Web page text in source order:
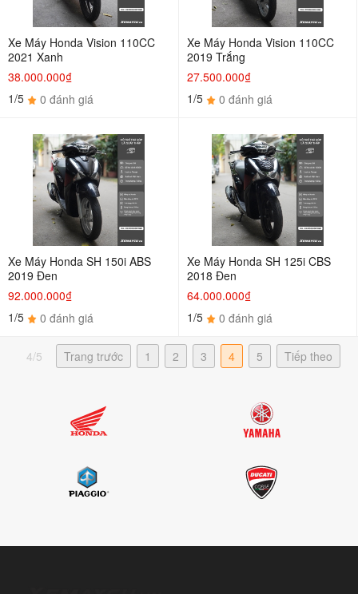
Xe Máy Honda Vision 110CC
2021 Xanh
38.000.000₫
1/5
0 đánh giá
Xe Máy Honda Vision 110CC
2019 Trắng
27.500.000₫
1/5
0 đánh giá
Xe Máy Honda SH 150i ABS
2019 Đen
92.000.000₫
1/5
0 đánh giá
Xe Máy Honda SH 125i CBS
2018 Đen
64.000.000₫
1/5
0 đánh giá
4/5 Trang trước 1 2 3 4 5 Tiếp theo